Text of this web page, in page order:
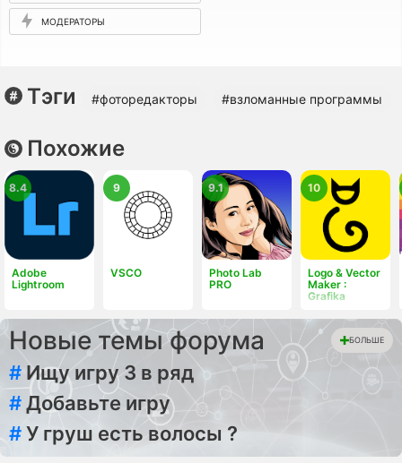
МОДЕРАТОРЫ
Тэги #фоторедакторы #взломанные программы
Похожие
Adobe
Lightroom
8.4
VSCO
9
Photo Lab
PRO
9.1
Logo & Vector
Maker :
Grafika
10
Новые темы форума БОЛЬШЕ
# Ищу игру 3 в ряд
#Добавьте игру
#У груш есть волосы ?